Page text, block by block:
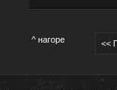
^ нагоре <<